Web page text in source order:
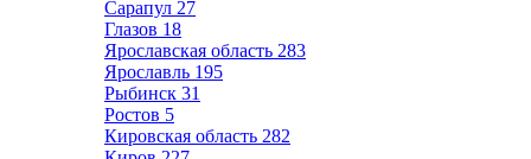
Сарапул 27
Глазов 18
Ярославская область 283
Ярославль 195
Рыбинск 31
Ростов 5
Кировская область 282